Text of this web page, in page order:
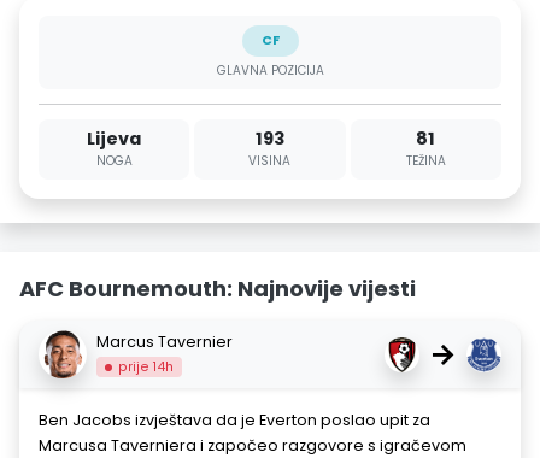
CF
GLAVNA POZICIJA
Lijeva
NOGA
193
VISINA
81
TEŽINA
AFC Bournemouth: Najnovije vijesti
Marcus Tavernier
prije 14h →
Ben Jacobs izvještava da je Everton poslao upit za
Marcusa Taverniera i započeo razgovore s igračevom